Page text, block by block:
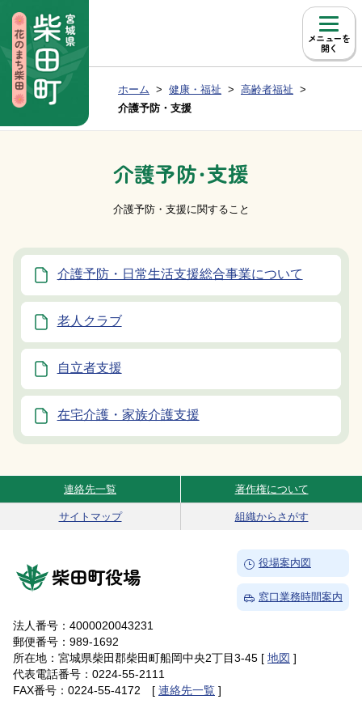
メニュー
Group NAV BreadCrumb
現在位置：
ホーム 健康・福祉
高齢者福祉
介護予防・支援
介護予防・支援
介護予防・支援に関すること
介護予防・日常生活支援総合事業について
老人クラブ
自立者支援
在宅介護・家族介護支援
Site Navigation
連絡先一覧 著作権について
サイトマップ 組織からさがす
柴田町役場
→
役場案内図
→
窓口業務時間案内
法人番号：4000020043231
郵便番号：989-1692
所在地：宮城県柴田郡柴田町船岡中央2丁目3-45 [ 地図 ]
代表電話番号：0224-55-2111
FAX番号：0224-55-4172 [ 連絡先一覧 ]